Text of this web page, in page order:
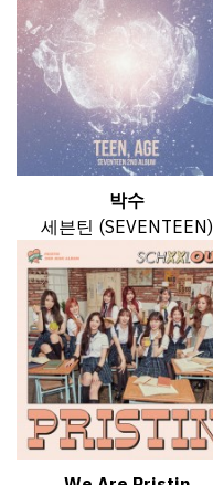
박수
세븐틴 (SEVENTEEN)